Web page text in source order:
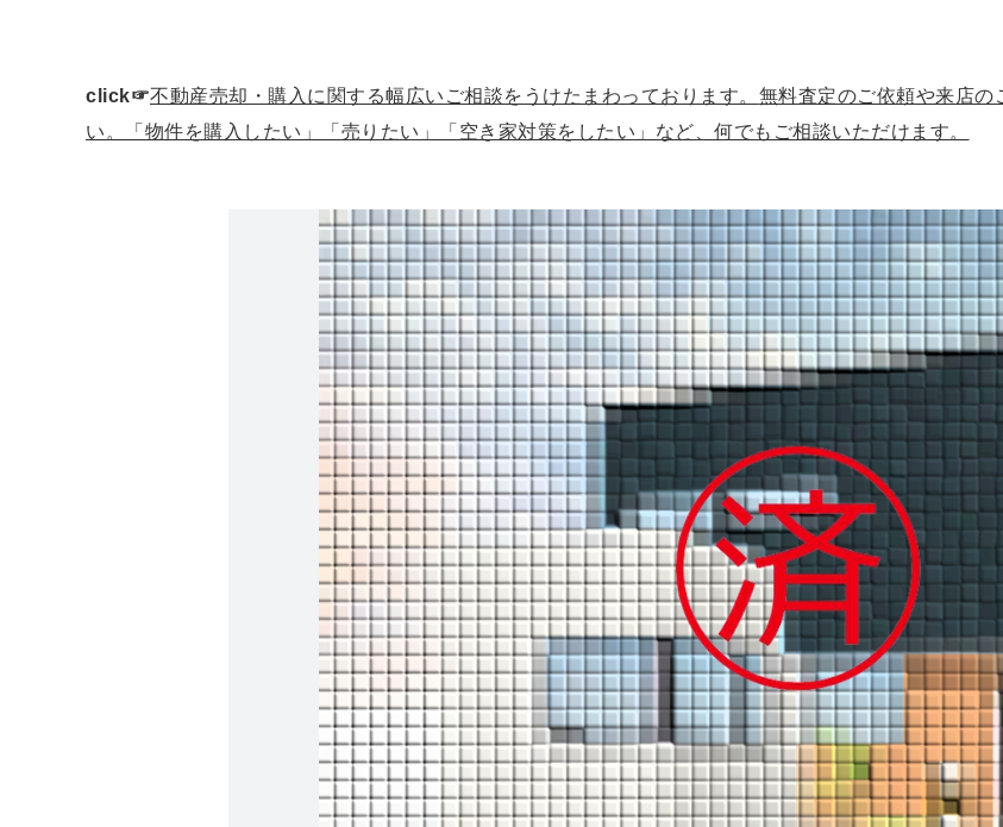
click☞不動産売却・購入に関する幅広いご相談をうけたまわっております。 無料査定のご依頼や来店の
い。「物件を購入したい」「売りたい」「空き家対策をしたい」など、何でもご相談いただけます。